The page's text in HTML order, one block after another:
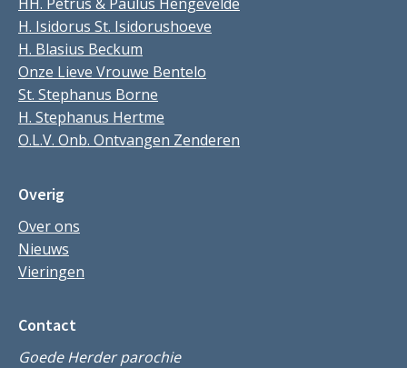
H. Isidorus St. Isidorushoeve
H. Blasius Beckum
Onze Lieve Vrouwe Bentelo
St. Stephanus Borne
H. Stephanus Hertme
O.L.V. Onb. Ontvangen Zenderen
Overig
Over ons
Nieuws
Vieringen
Contact
Goede Herder parochie